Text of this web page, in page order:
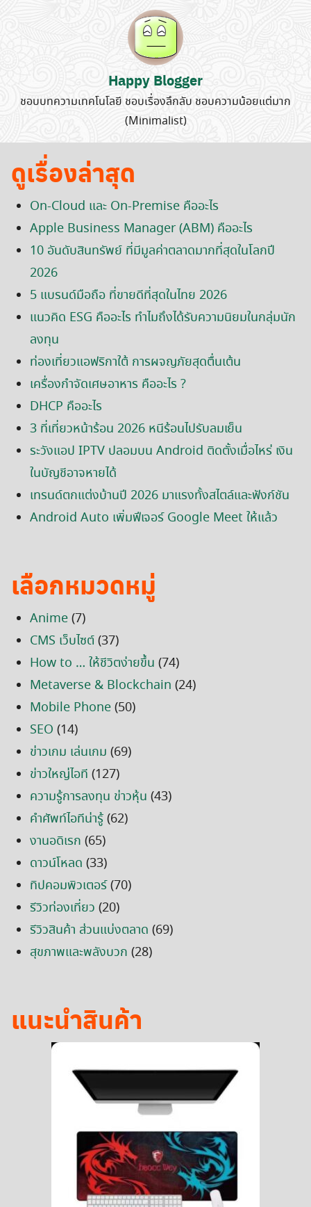
Happy Blogger
ชอบบทความเทคโนโลยี ชอบเรื่องลึกลับ ชอบความน้อยแต่มาก
(Minimalist)
ดูเรื่องล่าสุด
On-Cloud และ On-Premise คืออะไร
Apple Business Manager (ABM) คืออะไร
10 อันดับสินทรัพย์ ที่มีมูลค่าตลาดมากที่สุดในโลกปี
2026
5 แบรนด์มือถือ ที่ขายดีที่สุดในไทย 2026
แนวคิด ESG คืออะไร ทำไมถึงได้รับความนิยมในกลุ่มนัก
ลงทุน
ท่องเที่ยวแอฟริกาใต้ การผจญภัยสุดตื่นเต้น
เครื่องกำจัดเศษอาหาร คืออะไร ?
DHCP คืออะไร
3 ที่เที่ยวหน้าร้อน 2026 หนีร้อนไปรับลมเย็น
ระวังแอป IPTV ปลอมบน Android ติดตั้งเมื่อไหร่ เงิน
ในบัญชีอาจหายได้
เทรนด์ตกแต่งบ้านปี 2026 มาแรงทั้งสไตล์และฟังก์ชัน
Android Auto เพิ่มฟีเจอร์ Google Meet ให้แล้ว
เลือกหมวดหมู่
Anime(7)
CMS เว็บไซต์(37)
How to … ให้ชีวิตง่ายขึ้น (74)
Metaverse & Blockchain (24)
Mobile Phone(50)
SEO (14)
ข่าวเกม เล่นเกม (69)
ข่าวใหญ่ไอที (127)
ความรู้การลงทุน ข่าวหุ้น (43)
คำศัพท์ไอทีน่ารู้(62)
งานอดิเรก (65)
ดาวน์โหลด (33)
ทิปคอมพิวเตอร์(70)
รีวิวท่องเที่ยว (20)
รีวิวสินค้า ส่วนแบ่งตลาด (69)
สุขภาพและพลังบวก (28)
แนะนำสินค้า